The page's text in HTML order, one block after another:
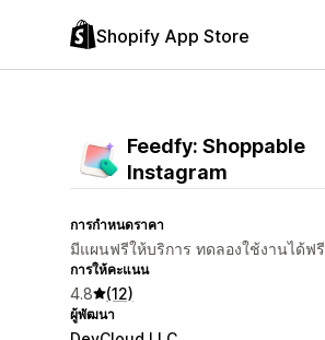
Shopify App Store
Feedfy: Shoppable
Instagram
การกำหนดราคา
มีแผนฟรีให้บริการ ทดลองใช้งานได้ฟรี
การให้คะแนน
4.8 (12)
ผู้พัฒนา